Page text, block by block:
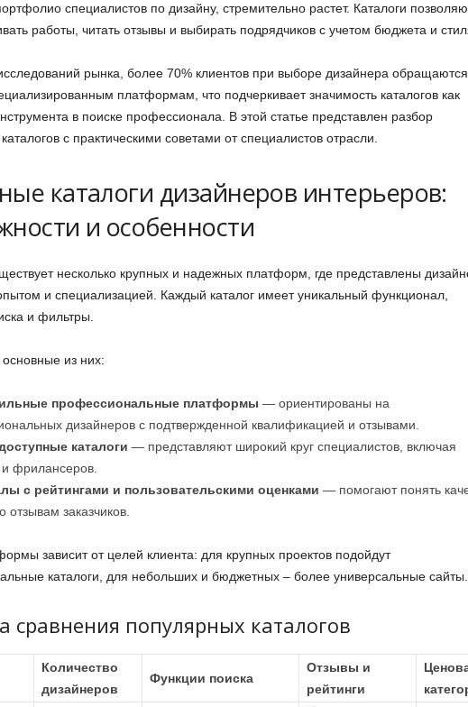
специалистов по дизайну, стремительно растет. Каталоги
работы, читать отзывы и выбирать подрядчиков с учетом бюджета и
рынка, более 70% клиентов при выборе дизайнера обращаются
платформам, что подчеркивает значимость каталогов как
в поиске профессионала. В этой статье представлен разбор
с практическими советами от специалистов отрасли.
каталоги дизайнеров интерьеров:
и особенности
несколько крупных и надежных платформ, где представлены
и специализацией. Каждый каталог имеет уникальный функционал,
и фильтры.
из них:
профессиональные платформы — ориентированы на
дизайнеров с подтвержденной квалификацией и отзывами.
каталоги — представляют широкий круг специалистов, включая
и фрилансеров.
с рейтингами и пользовательскими оценками — помогают понять
отзывам заказчиков.
зависит от целей клиента: для крупных проектов подойдут
каталоги, для небольших и бюджетных – более универсальные сайты.
сравнения популярных каталогов
Количество
дизайнеров
Функции поиска
Отзывы и
рейтинги